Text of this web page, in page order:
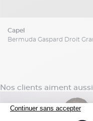
capel
Nos clients aiment aussi